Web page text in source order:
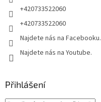
+420733522060
+420733522060
Najdete nás na Facebooku.
Najdete nás na Youtube.
Přihlášení